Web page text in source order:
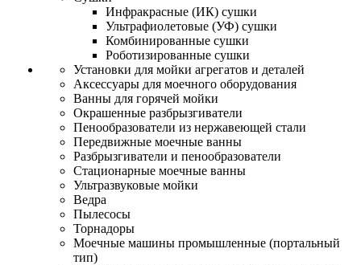
Инфракрасные (ИК) сушки
Ультрафиолетовые (УФ) сушки
Комбинированные сушки
Роботизированные сушки
Установки для мойки агрегатов и деталей
Аксессуары для моечного оборудования
Ванны для горячей мойки
Окрашенные разбрызгиватели
Пенообразователи из нержавеющей стали
Передвижные моечные ванны
Разбрызгиватели и пенообразователи
Стационарные моечные ванны
Ультразвуковые мойки
Ведра
Пылесосы
Торнадоры
Моечные машины промышленные (портальный
тип)